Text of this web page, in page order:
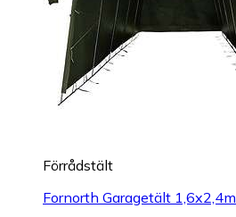
Förrådstält
Fornorth Garagetält 1,6x2,4m